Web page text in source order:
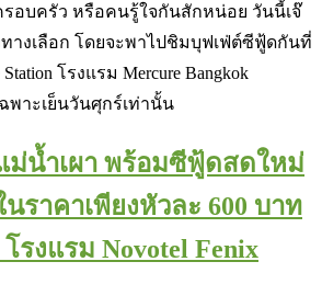
อบครัว หรือคนรู้ใจกันสักหน่อย วันนี้เจ๊
างเลือก โดยจะพาไปชิมบุฟเฟ่ต์ซีฟู้ดกันที่
โรงแรม Mercure Bangkok
ฉพาะเย็นวันศุกร์เท่านั้น
ม่น้ำเผา พร้อมซีฟู้ดสดใหม่
นราคาเพียงหัวละ 600 บาท
รงแรม Novotel Fenix